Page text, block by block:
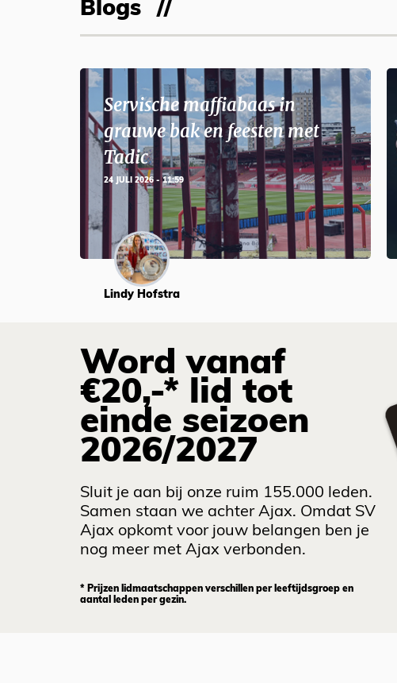
Blogs
Servische maffiabaas in
grauwe bak en feesten met
Tadic
24 JULI 2026 - 11:59
Lindy Hofstra
Word vanaf
€20,-* lid tot
einde seizoen
2026/2027
Sluit je aan bij onze ruim 155.000 leden.
Samen staan we achter Ajax. Omdat SV
Ajax opkomt voor jouw belangen ben je
nog meer met Ajax verbonden.
* Prijzen lidmaatschappen verschillen per leeftijdsgroep en
aantal leden per gezin.